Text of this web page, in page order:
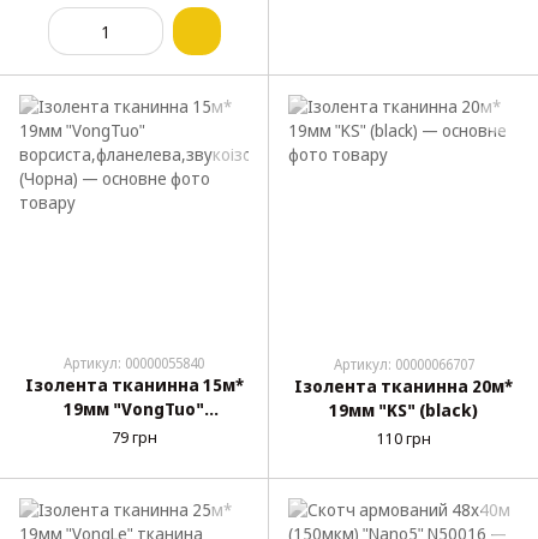
Артикул: 00000055840
Ізолента тканинна 15м*
19мм "VongTuo"
ворсиста,фланелева,зву
79 грн
Артикул: 00000066707
Ізолента тканинна 20м*
19мм "KS" (black)
110 грн